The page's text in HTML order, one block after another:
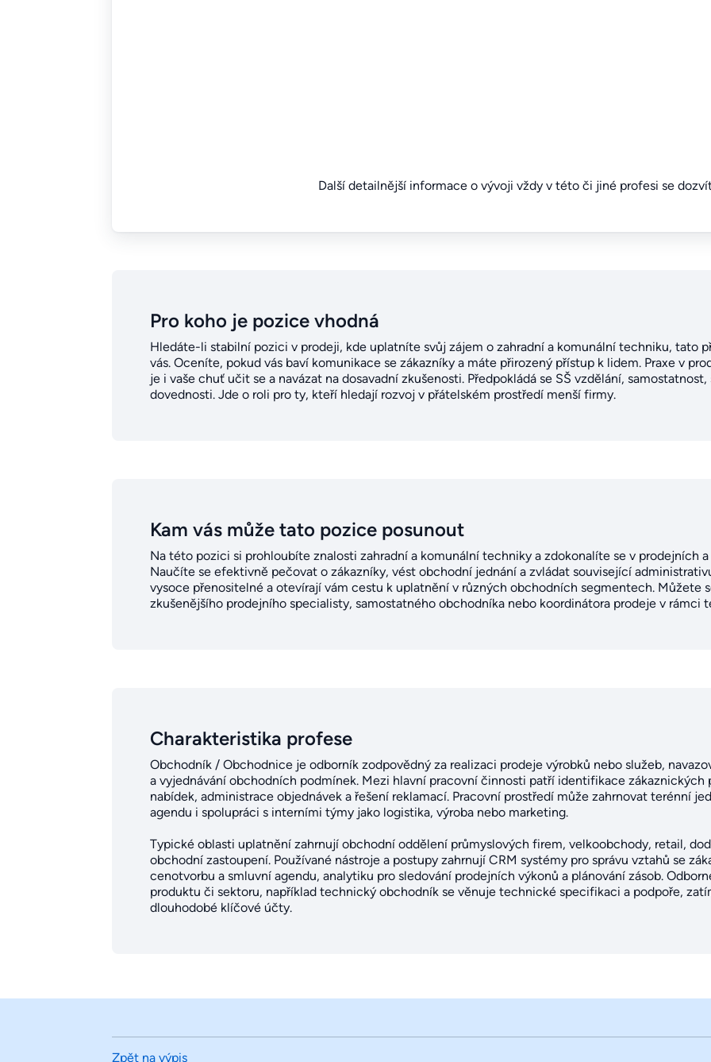
Další detailnější informace o vývoji vždy v této či jiné profesi se
Pro koho je pozice vhodná
Hledáte-li stabilní pozici v prodeji, kde uplatníte svůj zájem o zahradní a komunální techniku, tato
vás. Oceníte, pokud vás baví komunikace se zákazníky a máte přirozený přístup k lidem. Praxe v
je i vaše chuť učit se a navázat na dosavadní zkušenosti. Předpokládá se SŠ vzdělání,
dovednosti. Jde o roli pro ty, kteří hledají rozvoj v přátelském prostředí menší firmy.
Kam vás může tato pozice posunout
Na této pozici si prohloubíte znalosti zahradní a komunální techniky a zdokonalíte se v prodejních
Naučíte se efektivně pečovat o zákazníky, vést obchodní jednání a zvládat související
vysoce přenositelné a otevírají vám cestu k uplatnění v různých obchodních segmentech. Můžete
zkušenějšího prodejního specialisty, samostatného obchodníka nebo koordinátora prodeje v rámci
Charakteristika profese
Obchodník / Obchodnice je odborník zodpovědný za realizaci prodeje výrobků nebo služeb,
a vyjednávání obchodních podmínek. Mezi hlavní pracovní činnosti patří identifikace zákaznických
nabídek, administrace objednávek a řešení reklamací. Pracovní prostředí může zahrnovat terénní
agendu i spolupráci s interními týmy jako logistika, výroba nebo marketing.
Typické oblasti uplatnění zahrnují obchodní oddělení průmyslových firem, velkoobchody, retail,
obchodní zastoupení. Používané nástroje a postupy zahrnují CRM systémy pro správu vztahů se
cenotvorbu a smluvní agendu, analytiku pro sledování prodejních výkonů a plánování zásob.
produktu či sektoru, například technický obchodník se věnuje technické specifikaci a podpoře,
dlouhodobé klíčové účty.
Zpět na výpis